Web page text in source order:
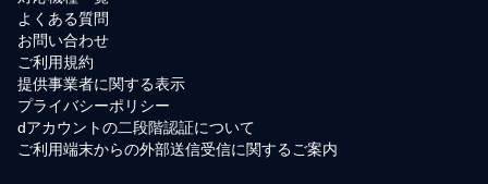
よくある質問
お問い合わせ
ご利用規約
提供事業者に関する表示
プライバシーポリシー
dアカウントの二段階認証について
ご利用端末からの外部送信受信に関するご案内